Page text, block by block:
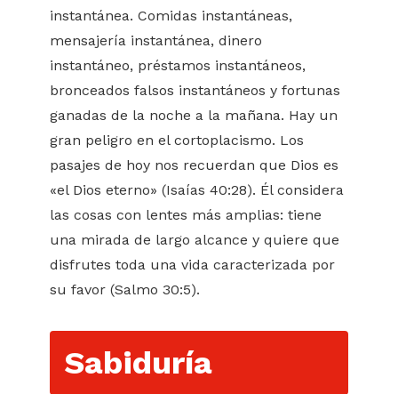
instantánea. Comidas instantáneas,
mensajería instantánea, dinero
instantáneo, préstamos instantáneos,
bronceados falsos instantáneos y fortunas
ganadas de la noche a la mañana. Hay un
gran peligro en el cortoplacismo. Los
pasajes de hoy nos recuerdan que Dios es
«el Dios eterno» (Isaías 40:28). Él considera
las cosas con lentes más amplias: tiene
una mirada de largo alcance y quiere que
disfrutes toda una vida caracterizada por
su favor (Salmo 30:5).
Sabiduría